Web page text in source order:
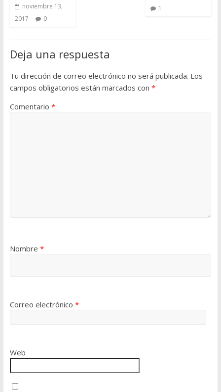
noviembre 13,
2017
0
1
Deja una respuesta
Tu dirección de correo electrónico no será publicada. Los
campos obligatorios están marcados con *
Comentario *
Nombre *
Correo electrónico *
Web